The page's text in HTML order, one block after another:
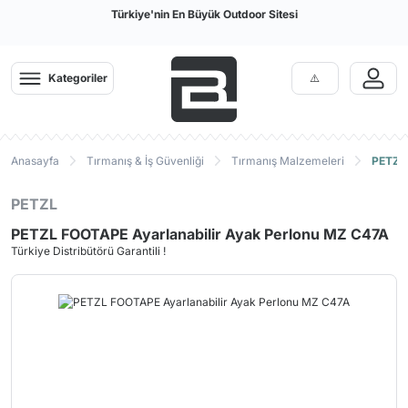
Türkiye'nin En Büyük Outdoor Sitesi
Kategoriler
Anasayfa Tırmanış & İş Güvenliği Tırmanış Malzemeleri
PETZL
PETZL FOOTAPE Ayarlanabilir Ayak Perlonu MZ C47A
Türkiye Distribütörü Garantili !